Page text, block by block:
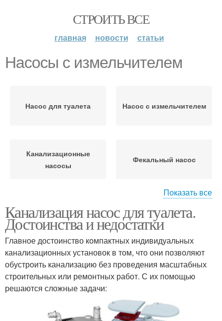
СТРОИТЬ ВСЕ
главная новости статьи
Насосы с измельчителем
Насос для туалета Насос с измельчителем
Канализационные
насосы
Фекальный насос
механизмом
Насос для откачки
Канализационный
насос
Насос для подвесного
унитаза
Показать все
Канализация насос для туалета.
Достоинства и недостатки
Главное достоинство компактных индивидуальных
канализационных установок в том, что они позволяют
обустроить канализацию без проведения масштабных
строительных или ремонтных работ. С их помощью
решаются сложные задачи: